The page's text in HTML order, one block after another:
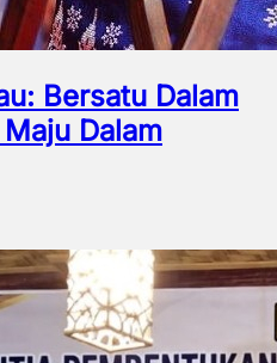
Bersatu Dalam
Dalam